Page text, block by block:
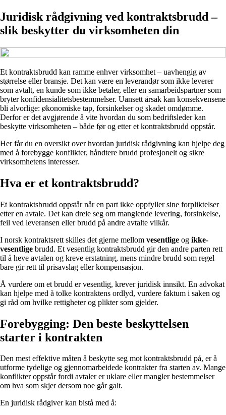
Juridisk rådgivning ved kontraktsbrudd –
slik beskytter du virksomheten din
Et kontraktsbrudd kan ramme enhver virksomhet – uavhengig av
størrelse eller bransje. Det kan være en leverandør som ikke leverer
som avtalt, en kunde som ikke betaler, eller en samarbeidspartner som
bryter konfidensialitetsbestemmelser. Uansett årsak kan konsekvensene
bli alvorlige: økonomiske tap, forsinkelser og skadet omdømme.
Derfor er det avgjørende å vite hvordan du som bedriftsleder kan
beskytte virksomheten – både før og etter et kontraktsbrudd oppstår.
Her får du en oversikt over hvordan juridisk rådgivning kan hjelpe deg
med å forebygge konflikter, håndtere brudd profesjonelt og sikre
virksomhetens interesser.
Hva er et kontraktsbrudd?
Et kontraktsbrudd oppstår når en part ikke oppfyller sine forpliktelser
etter en avtale. Det kan dreie seg om manglende levering, forsinkelse,
feil ved leveransen eller brudd på andre avtalte vilkår.
I norsk kontraktsrett skilles det gjerne mellom vesentlige og ikke-
vesentlige brudd. Et vesentlig kontraktsbrudd gir den andre parten rett
til å heve avtalen og kreve erstatning, mens mindre brudd som regel
bare gir rett til prisavslag eller kompensasjon.
Å vurdere om et brudd er vesentlig, krever juridisk innsikt. En advokat
kan hjelpe med å tolke kontraktens ordlyd, vurdere faktum i saken og
gi råd om hvilke rettigheter og plikter som gjelder.
Forebygging: Den beste beskyttelsen
starter i kontrakten
Den mest effektive måten å beskytte seg mot kontraktsbrudd på, er å
utforme tydelige og gjennomarbeidede kontrakter fra starten av. Mange
konflikter oppstår fordi avtaler er uklare eller mangler bestemmelser
om hva som skjer dersom noe går galt.
En juridisk rådgiver kan bistå med å: